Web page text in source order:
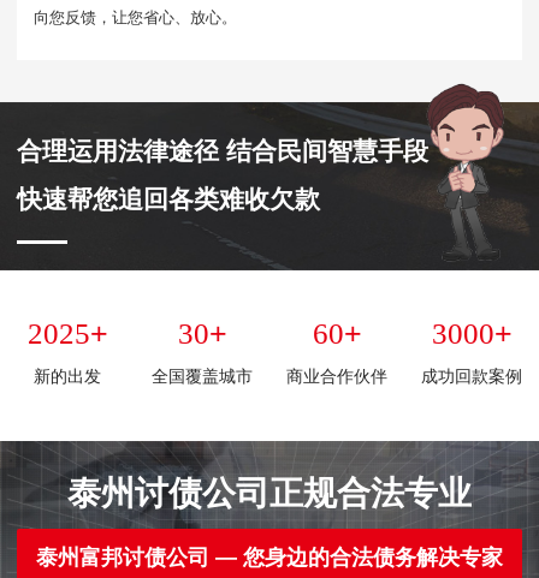
向您反馈，让您省心、放心。
合理运用法律途径 结合民间智慧手段
快速帮您追回各类难收欠款
2025+
新的出发
30+
全国覆盖城市
60+
商业合作伙伴
3000+
成功回款案例
泰州讨债公司正规合法专业
泰州富邦讨债公司 — 您身边的合法债务解决专家